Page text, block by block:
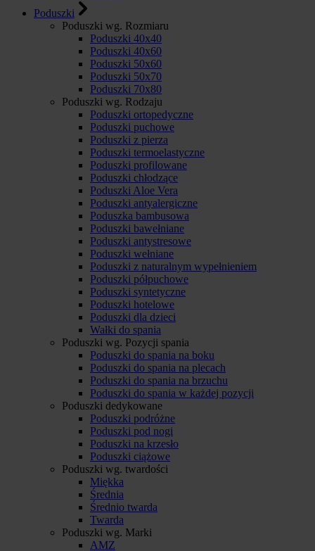
Poduszki
Poduszki wg. Rozmiaru
Poduszki 40x40
Poduszki 40x60
Poduszki 50x60
Poduszki 50x70
Poduszki 70x80
Poduszki wg. Rodzaju
Poduszki ortopedyczne
Poduszki puchowe
Poduszki z pierza
Poduszki termoelastyczne
Poduszki profilowane
Poduszki chłodzące
Poduszki Aloe Vera
Poduszki antyalergiczne
Poduszka bambusowa
Poduszki bawełniane
Poduszki antystresowe
Poduszki wełniane
Poduszki z naturalnym wypełnieniem
Poduszki półpuchowe
Poduszki syntetyczne
Poduszki hotelowe
Poduszki dla dzieci
Wałki do spania
Poduszki wg. Pozycji spania
Poduszki do spania na boku
Poduszki do spania na plecach
Poduszki do spania na brzuchu
Poduszki do spania w każdej pozycji
Poduszki dedykowane
Poduszki podróżne
Poduszki pod nogi
Poduszki na krzesło
Poduszki ciążowe
Poduszki wg. twardości
Miękka
Średnia
Średnio twarda
Twarda
Poduszki wg. Marki
AMZ